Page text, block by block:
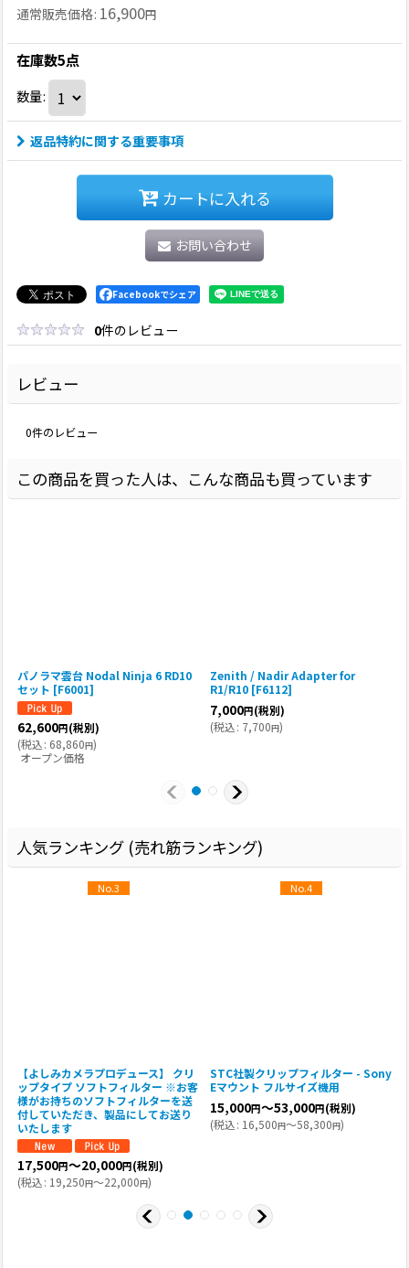
通常販売価格: 16,900円
在庫数5点
数量:
返品特約に関する重要事項
カートに入れる
お問い合わせ
Facebookでシェア
0件のレビュー
レビュー
0件のレビュー
この商品を買った人は、こんな商品も買っています
パノラマ雲台 Nodal Ninja 6 RD10
セット [F6001]
62,600円(税別)
(税込: 68,860円)
オープン価格
Zenith / Nadir Adapter for
R1/R10 [F6112]
7,000円(税別)
(税込: 7,700円)
人気ランキング (売れ筋ランキング)
No.3
【よしみカメラプロデュース】 クリ
ップタイプ ソフトフィルター ※お客
様がお持ちのソフトフィルターを送
付していただき、製品にしてお送り
いたします
17,500円～20,000円(税別)
(税込: 19,250円～22,000円)
No.4
STC社製クリップフィルター - Sony
Eマウント フルサイズ機用
15,000円～53,000円(税別)
(税込: 16,500円～58,300円)